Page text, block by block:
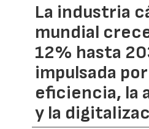
La industria
mundial
12% hasta
impulsada
eficiencia, la
y la